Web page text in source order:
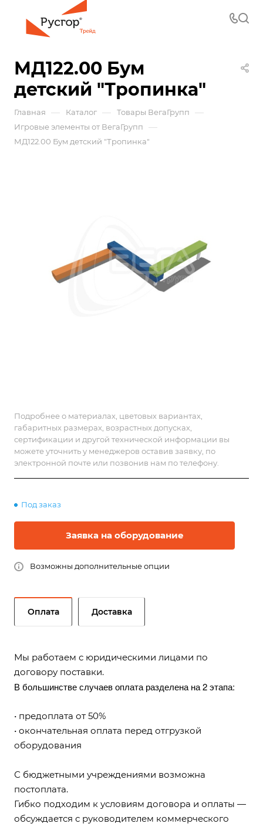
МД122.00 Бум
детский "Тропинка"
Главная — Каталог — Товары ВегаГрупп —
Игровые элементы от ВегаГрупп —
МД122.00 Бум детский "Тропинка"
Подробнее о материалах, цветовых вариантах,
габаритных размерах, возрастных допусках,
сертификации и другой технической информации вы
можете уточнить у менеджеров оставив заявку, по
электронной почте или позвонив нам по телефону.
Под заказ
Заявка на оборудование
Возможны дополнительные опции
Оплата Доставка
Мы работаем с юридическими лицами по
договору поставки.
В большинстве случаев оплата разделена на 2 этапа:
• предоплата от 50%
• окончательная оплата перед отгрузкой
оборудования
С бюджетными учреждениями возможна
постоплата.
Гибко подходим к условиям договора и оплаты —
обсуждается с руководителем коммерческого